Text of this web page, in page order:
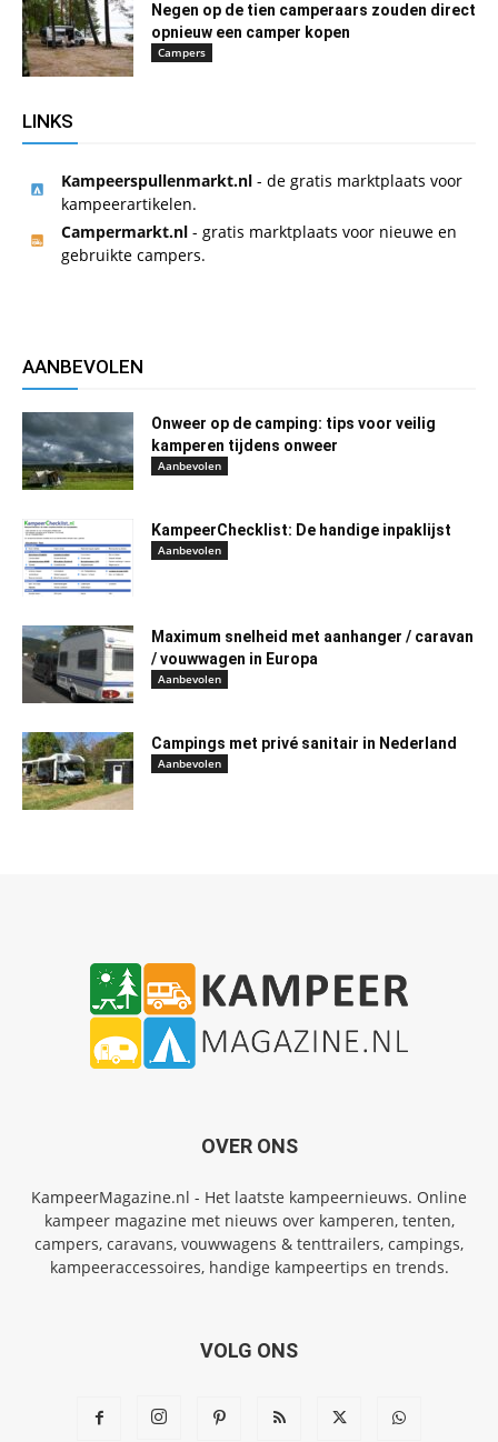
Negen op de tien camperaars zouden direct
opnieuw een camper kopen
Campers
LINKS
Kampeerspullenmarkt.nl - de gratis marktplaats voor
kampeerartikelen.
Campermarkt.nl - gratis marktplaats voor nieuwe en
gebruikte campers.
AANBEVOLEN
Onweer op de camping: tips voor veilig
kamperen tijdens onweer
Aanbevolen
KampeerChecklist: De handige inpaklijst
Aanbevolen
Maximum snelheid met aanhanger / caravan
/ vouwwagen in Europa
Aanbevolen
Campings met privé sanitair in Nederland
Aanbevolen
OVER ONS
KampeerMagazine.nl - Het laatste kampeernieuws. Online
kampeer magazine met nieuws over kamperen, tenten,
campers, caravans, vouwwagens & tenttrailers, campings,
kampeeraccessoires, handige kampeertips en trends.
VOLG ONS